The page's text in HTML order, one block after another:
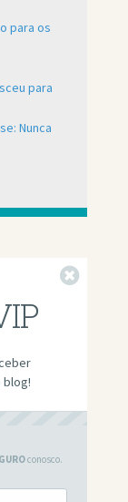
para os
para
Nunca
blog!
conosco.